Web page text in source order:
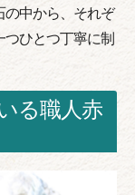
中から、それぞ
ひとつ丁寧に制
る職人赤